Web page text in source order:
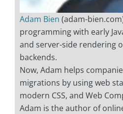
Adam Bien (adam-
programming with early
and server-side rendering
backends.
Now, Adam helps
migrations by using web
modern CSS, and Web
Adam is the author of